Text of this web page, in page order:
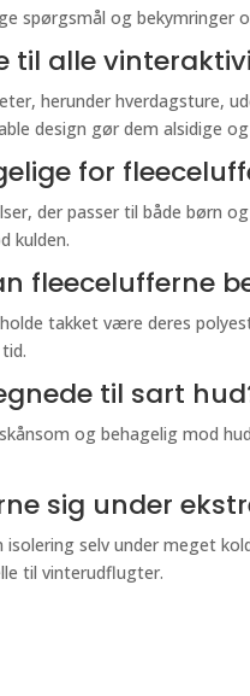
spørgsmål og
til alle
herunder hverdagsture,
design gør dem alsidige
for
der passer til både børn
kulden.
fleecelufferne
takket være deres
til sart
og behagelig mod
sig under
selv under meget
til vinterudflugter.